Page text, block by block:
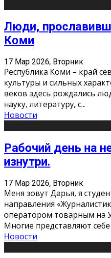
Люди,
Коми
17 Мар 2026, Вторник
Республика Коми – край
культуры и сильных
веков здесь рождались
науку, литературу, с...
Новости
Рабочий день на
изнутри.
17 Мар 2026, Вторник
Меня зовут Дарья, я
направления
оператором товарным на
Многие представляют
Новости